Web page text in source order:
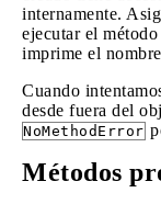
internamente.
ejecutar el
imprime el
Cuando
desde fuera del
NoMethodError
Métodos